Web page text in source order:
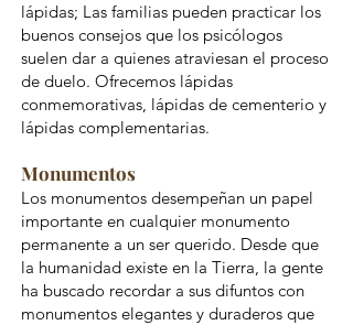
lápidas; Las familias pueden practicar los
buenos consejos que los psicólogos
suelen dar a quienes atraviesan el proceso
de duelo. Ofrecemos lápidas
conmemorativas, lápidas de cementerio y
lápidas complementarias.
Monumentos
Los monumentos desempeñan un papel
importante en cualquier monumento
permanente a un ser querido. Desde que
la humanidad existe en la Tierra, la gente
ha buscado recordar a sus difuntos con
monumentos elegantes y duraderos que